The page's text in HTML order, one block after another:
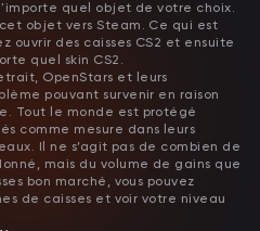
quel objet de votre choix.
objet vers Steam. Ce qui est
ouvrir des caisses CS2 et ensuite
quel skin CS2.
OpenStars et leurs
pouvant survenir en raison
Tout le monde est protégé
comme mesure dans leurs
Il ne s’agit pas de combien de
mais du volume de gains que
bon marché, vous pouvez
de caisses et voir votre niveau